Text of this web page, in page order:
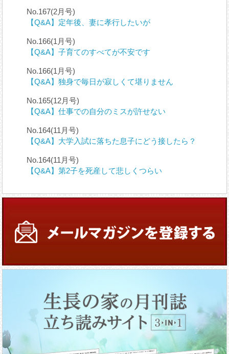
No.167(2月号)
【Q&A】定年後、妻に孝行したいが
No.166(1月号)
【Q&A】子育てのすべてが不安です
No.166(1月号)
【Q&A】独身で毎日が寂しくて堪りません
No.165(12月号)
【Q&A】仕事での自分のミスが許せない
No.164(11月号)
【Q&A】大学入試に落ちた息子にどう接したら？
No.164(11月号)
【Q&A】第2子を死産して悲しくつらい